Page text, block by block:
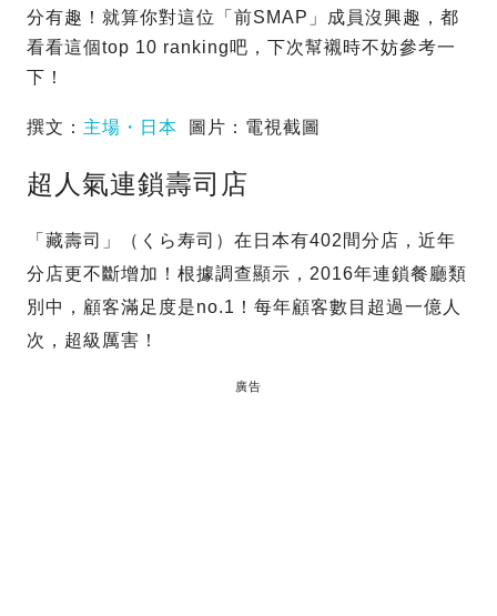
分有趣！就算你對這位「前SMAP」成員沒興趣，都
看看這個top 10 ranking吧，下次幫襯時不妨參考一
下！
撰文： 主場・日本 圖片：電視截圖
超人氣連鎖壽司店
「藏壽司」（くら寿司）在日本有402間分店，近年
分店更不斷增加！根據調查顯示，2016年連鎖餐廳類
別中，顧客滿足度是no.1！每年顧客數目超過一億人
次，超級厲害！
廣告